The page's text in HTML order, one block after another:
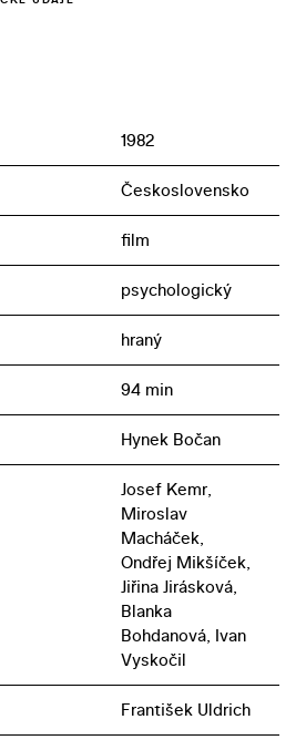
mu bere postupně vše, v co
1982
Československo
film
psychologický
hraný
94 min
Hynek Bočan
Josef Kemr,
Miroslav
Macháček,
Ondřej Mikšíček,
Jiřina Jirásková,
Blanka
Bohdanová, Ivan
Vyskočil
František Uldrich